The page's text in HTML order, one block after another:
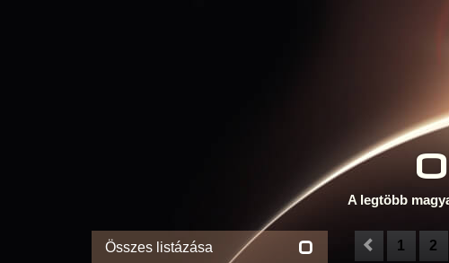
A legtöbb
Összes listázása 1 2